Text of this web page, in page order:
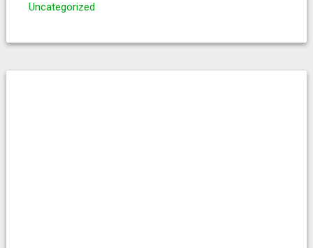
Uncategorized